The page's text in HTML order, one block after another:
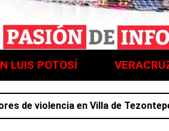
LUIS POTOSÍ
violencia en Villa de Tezontepec